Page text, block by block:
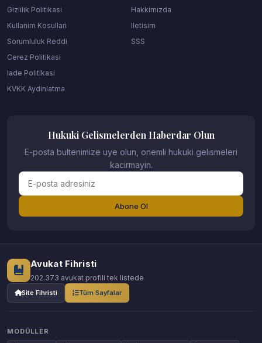
Gizlilik Politikasi
Kullanim Kosullari
Sorumluluk Reddi
Cerez Politikasi
Iade Politikasi
KVKK Aydinlatma
Hakkimizda
Iletisim
SSS
Hukuki Gelismelerden Haberdar Olun
E-posta bultenimize uye olun, onemli hukuki gelismeleri
kacirmayin.
Abone Ol
Avukat Fihristi
202.373 avukat profili tek listede
Site Fihristi Tüm Sayfalar
MODÜLLER